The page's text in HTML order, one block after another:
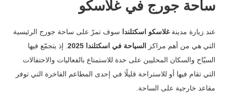
ساحة جورج في غلاسكو
عند زيارة مدينةغلاسكو اسكتلندا سوف تمرّ على ساحة جورج الرئيسية
التي هي من أهم مراكز
السياحة في اسكتلندا 2025
إذ يتجمّع فيها
السيّاح والسكان المحليين على حدة للاستمتاع بالفعاليات والاحتفالات
التي تقام فيها أو للاستراحة قليلًا في إحدى المطاعم الفاخرة التي توفر
مقاعد خارجية على الساحة.